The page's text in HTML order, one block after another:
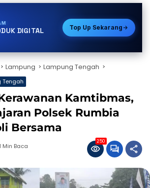
DATA
DIGITAL Top Up Sekarang
Lampung Lampung Tengah
Tengah
Kamtibmas,
Polsek Rumbia
Bersama
1 Min Baca
250